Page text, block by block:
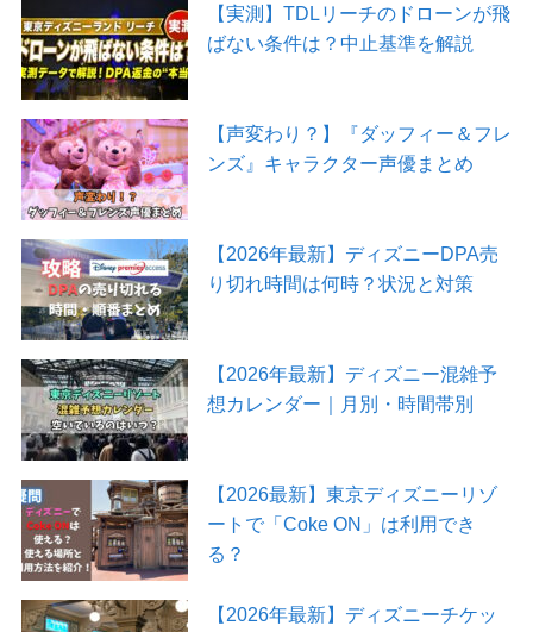
【実測】TDLリーチのドローンが飛
ばない条件は？中止基準を解説
【声変わり？】『ダッフィー＆フレ
ンズ』キャラクター声優まとめ
【2026年最新】ディズニーDPA売
り切れ時間は何時？状況と対策
【2026年最新】ディズニー混雑予
想カレンダー｜月別・時間帯別
【2026最新】東京ディズニーリゾ
ートで「Coke ON」は利用でき
る？
【2026年最新】ディズニーチケッ